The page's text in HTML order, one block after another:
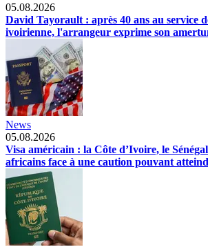
05.08.2026
David Tayorault : après 40 ans au service
ivoirienne, l'arrangeur exprime son
News
05.08.2026
Visa américain : la Côte d’Ivoire, le
africains face à une caution pouvant